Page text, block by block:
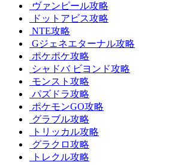
ヴァンピール攻略
ドットアビス攻略
NTE攻略
Gジェネエターナル攻略
ポケポケ攻略
シャドバ ビヨンド攻略
モンスト攻略
パズドラ攻略
ポケモンGO攻略
グラブル攻略
トリッカル攻略
グラクロ攻略
トレクル攻略